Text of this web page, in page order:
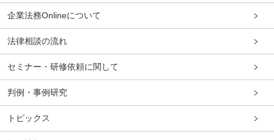
企業法務Onlineについて
法律相談の流れ
セミナー・研修依頼に関して
判例・事例研究
トピックス